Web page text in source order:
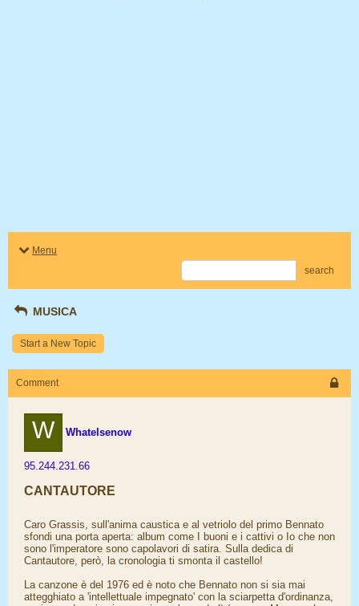
Menu
search
MUSICA
Start a New Topic
Comment
W Whatelsenow
95.244.231.66
CANTAUTORE
Caro Grassis, sull'anima caustica e al vetriolo del primo Bennato
sfondi una porta aperta: album come I buoni e i cattivi o Io che non
sono l'imperatore sono capolavori di satira. Sulla dedica di
Cantautore, però, la cronologia ti smonta il castello!
La canzone è del 1976 ed è noto che Bennato non si sia mai
attegghiato a 'intellettuale impegnato' con la sciarpetta d'ordinanza,